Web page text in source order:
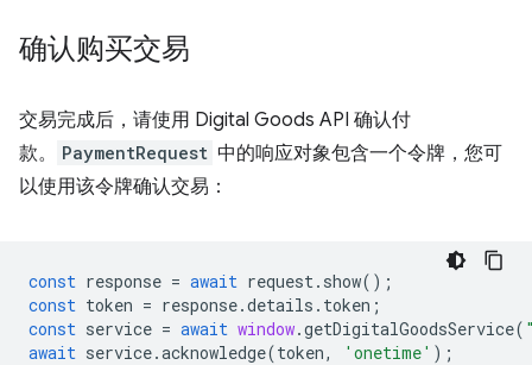
确认购买交易
交易完成后，请使用 Digital Goods API 确认付
款。
PaymentRequest 中的响应对象包含一个令牌，您可
以使用该令牌确认交易：
const response = await request. show();
const token = response.details . token ;
const service = await window.getDigitalGoodsService(
await service.acknowledge(token, 'onetime' );